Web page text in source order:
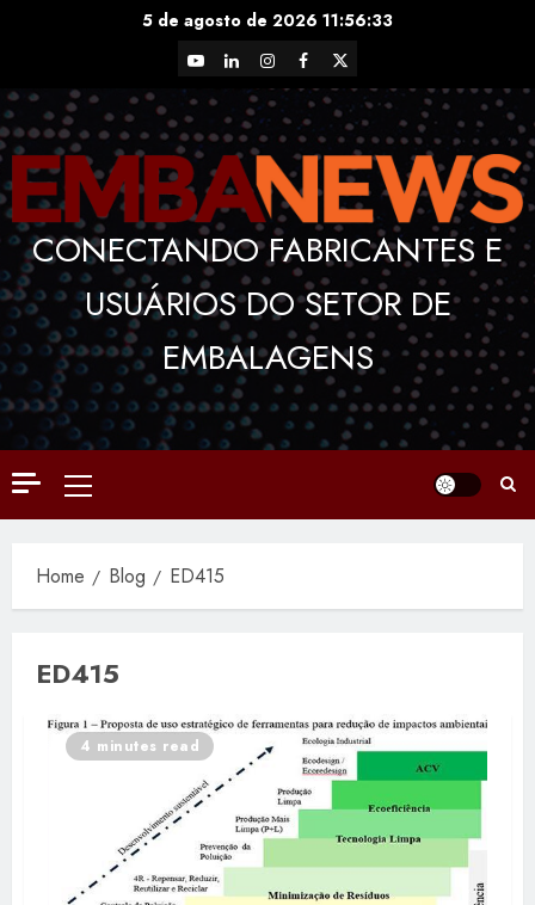
5 de agosto de 2026 11:56:34
YouTubeLinkedInInstagram
Facebook
X
CONECTANDO FABRICANTES E
USUÁRIOS DO SETOR DE
EMBALAGENS
Primary
Menu
Home Blog ED415
ED415
4 minutes read